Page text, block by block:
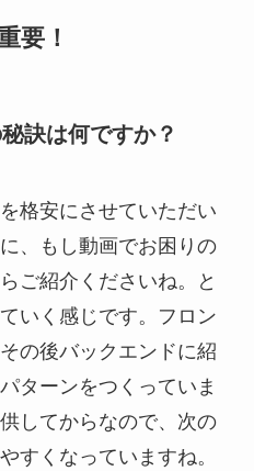
要！
訣は何ですか？
格安にさせていただい
、もし動画でお困りの
ご紹介くださいね。と
いく感じです。フロン
の後バックエンドに紹
ターンをつくっていま
してからなので、次の
すくなっていますね。